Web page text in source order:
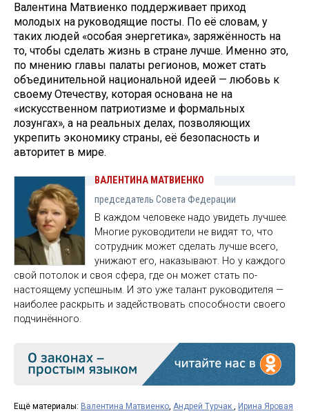
Валентина Матвиенко поддерживает приход
молодых на руководящие посты. По её словам, у
таких людей «особая энергетика», заряжённость на
то, чтобы сделать жизнь в стране лучше. Именно это,
по мнению главы палаты регионов, может стать
объединительной национальной идеей — любовь к
своему Отечеству, которая основана не на
«искусственном патриотизме и формальных
лозунгах», а на реальных делах, позволяющих
укрепить экономику страны, её безопасность и
авторитет в мире.
ВАЛЕНТИНА МАТВИЕНКО
председатель Совета Федерации
В каждом человеке надо увидеть лучшее.
Многие руководители не видят то, что
сотрудник может сделать лучше всего,
унижают его, наказывают. Но у каждого
свой потолок и своя сфера, где он может стать по-
настоящему успешным. И это уже талант руководителя —
наиболее раскрыть и задействовать способности своего
подчинённого.
Ещё материалы: Валентина Матвиенко, Андрей Турчак , Ирина Яровая